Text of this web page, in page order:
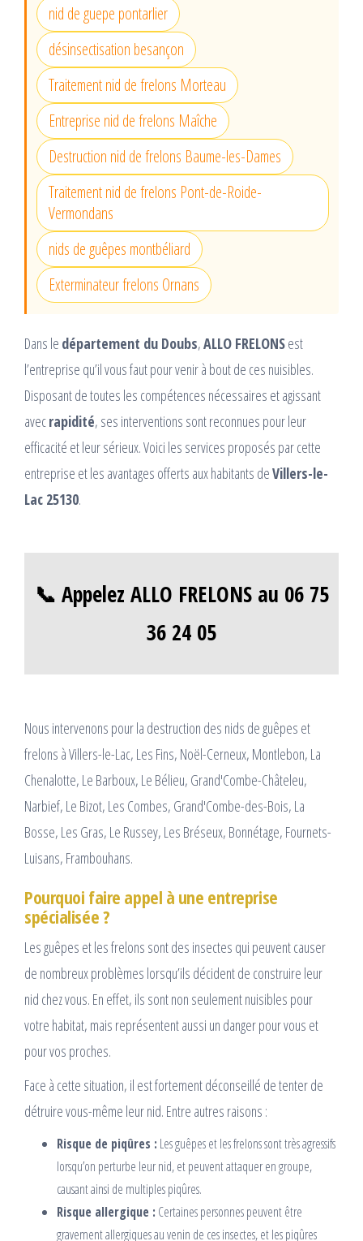
nid de guepe pontarlier
désinsectisation besançon
Traitement nid de frelons Morteau
Entreprise nid de frelons Maîche
Destruction nid de frelons Baume-les-Dames
Traitement nid de frelons Pont-de-Roide-
Vermondans
nids de guêpes montbéliard
Exterminateur frelons Ornans
Dans le département du Doubs,ALLO FRELONSest
l’entreprise qu’il vous faut pour venir à bout de ces nuisibles.
Disposant de toutes les compétences nécessaires et agissant
avecrapidité, ses interventions sont reconnues pour leur
efficacité et leur sérieux. Voici les services proposés par cette
entreprise et les avantages offerts aux habitants deVillers-le-
Lac 25130.
📞 Appelez ALLO FRELONS au 06 75
36 24 05
Nous intervenons pour la destruction des nids de guêpes et
frelons à Villers-le-Lac, Les Fins, Noël-Cerneux, Montlebon, La
Chenalotte, Le Barboux, Le Bélieu, Grand'Combe-Châteleu,
Narbief, Le Bizot, Les Combes, Grand'Combe-des-Bois, La
Bosse, Les Gras, Le Russey, Les Bréseux, Bonnétage, Fournets-
Luisans, Frambouhans.
Pourquoi faire appel à une entreprise
spécialisée ?
Les guêpes et les frelons sont des insectes qui peuvent causer
de nombreux problèmes lorsqu’ils décident de construire leur
nid chez vous. En effet, ils sont non seulement nuisibles pour
votre habitat, mais représentent aussi un danger pour vous et
pour vos proches.
Face à cette situation, il est fortement déconseillé de tenter de
détruire vous-même leur nid. Entre autres raisons :
Risque de piqûres : Les guêpes et les frelons sont très agressifs
lorsqu’on perturbe leur nid, et peuvent attaquer en groupe,
causant ainsi de multiples piqûres.
Risque allergique : Certaines personnes peuvent être
gravement allergiques au venin de ces insectes, et les piqûres